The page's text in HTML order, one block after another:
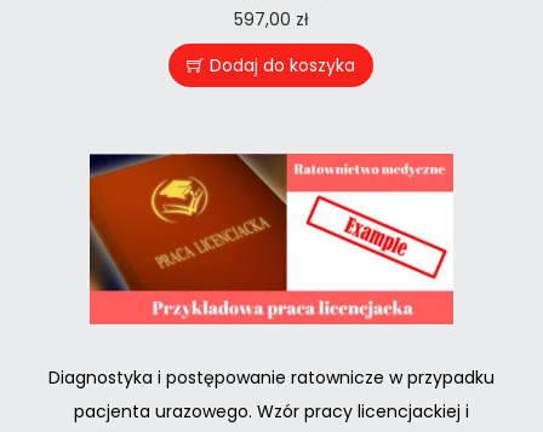
597,00 zł
Dodaj do koszyka
Diagnostyka i postępowanie ratownicze w przypadku
pacjenta urazowego. Wzór pracy licencjackiej i